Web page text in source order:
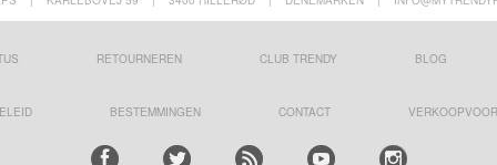
RETOURNEREN CLUB TRENDY BLOG
BESTEMMINGEN CONTACT